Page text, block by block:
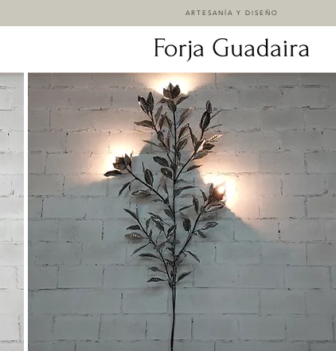
ARTESANÍA Y DISEÑO